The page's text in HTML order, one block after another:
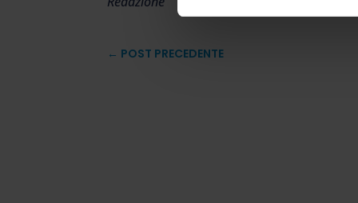
← POST PRECEDENTE